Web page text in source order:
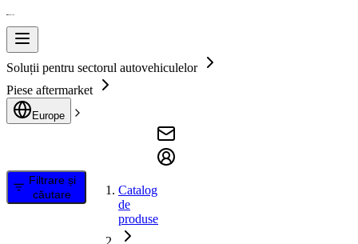
Soluții pentru sectorul autovehiculelor
Piese aftermarket
Europe
Filtrare și
căutare
Catalog
de
produse